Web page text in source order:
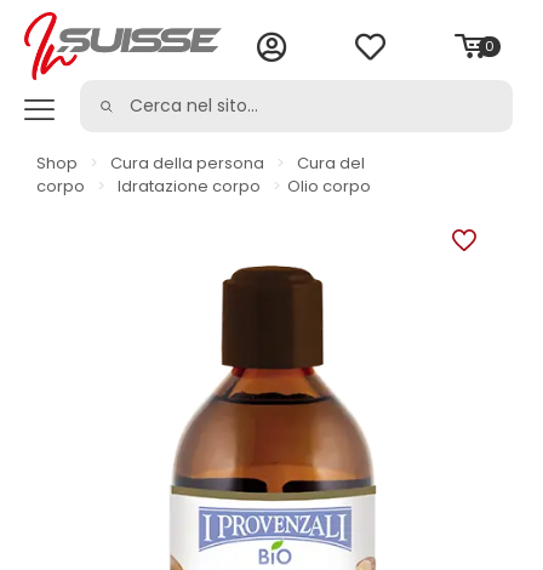
0
Shop > Cura della persona >
Cura del
corpo
> Idratazione corpo > Olio corpo